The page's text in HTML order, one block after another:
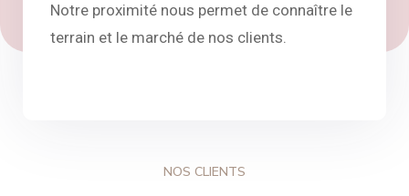
Notre proximité nous permet de connaître le
terrain et le marché de nos clients.
NOS CLIENTS